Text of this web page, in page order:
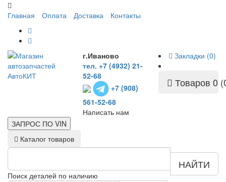
Главная Оплата Доставка Контакты
г.Иваново
тел. +7 (4932) 21-
52-68
+7 (908)
561-52-68
Написать нам
Закладки (0)
Товаров 0
ЗАПРОС ПО VIN
Каталог товаров
Поиск деталей по наличию
НАЙТИ